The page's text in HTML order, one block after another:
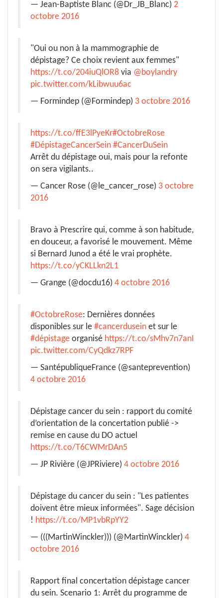
— Jean-Baptiste Blanc (@Dr_JB_Blanc) 2
octobre 2016
"Oui ou non à la mammographie de
dépistage? Ce choix revient aux femmes"
https://t.co/204iuQlOR8 via @boylandry
pic.twitter.com/kLibwuu6ac
— Formindep (@Formindep) 3 octobre 2016
https://t.co/ffE3lPyeKr#OctobreRose
#DépistageCancerSein #CancerDuSein
Arrêt du dépistage oui, mais pour la refonte
on sera vigilants..
— Cancer Rose (@le_cancer_rose) 3 octobre
2016
Bravo à Prescrire qui, comme à son habitude,
en douceur, a favorisé le mouvement. Même
si Bernard Junod a été le vrai prophète.
https://t.co/yCKLLkn2L1
— Grange (@docdu16) 4 octobre 2016
#OctobreRose: Dernières données
disponibles sur le #cancerdusein et sur le
#dépistage organisé https://t.co/sMhv7n7anI
pic.twitter.com/CyQdkz7RPF
— SantépubliqueFrance (@santeprevention)
4 octobre 2016
Dépistage cancer du sein : rapport du comité
d’orientation de la concertation publié ->
remise en cause du DO actuel
https://t.co/T6CWMrDAn5
— JP Rivière (@JPRiviere) 4 octobre 2016
Dépistage du cancer du sein : "Les patientes
doivent être mieux informées". Sage décision
! https://t.co/MP1vbRpYY2
— (((MartinWinckler))) (@MartinWinckler) 4
octobre 2016
Rapport final concertation dépistage cancer
du sein. Scenario 1: Arrêt du programme de